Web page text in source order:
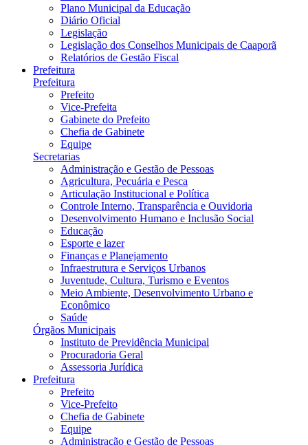
Plano Municipal da Educação
Diário Oficial
Legislação
Legislação dos Conselhos Municipais de Caaporã
Relatórios de Gestão Fiscal
Prefeitura
Prefeitura
Prefeito
Vice-Prefeita
Gabinete do Prefeito
Chefia de Gabinete
Equipe
Secretarias
Administração e Gestão de Pessoas
Agricultura, Pecuária e Pesca
Articulação Institucional e Política
Controle Interno, Transparência e Ouvidoria
Desenvolvimento Humano e Inclusão Social
Educação
Esporte e lazer
Finanças e Planejamento
Infraestrutura e Serviços Urbanos
Juventude, Cultura, Turismo e Eventos
Meio Ambiente, Desenvolvimento Urbano e
Econômico
Saúde
Órgãos Municipais
Instituto de Previdência Municipal
Procuradoria Geral
Assessoria Jurídica
Prefeitura
Prefeito
Vice-Prefeito
Chefia de Gabinete
Equipe
Administração e Gestão de Pessoas